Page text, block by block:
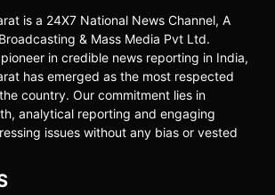
is a 24X7 National News Channel, A
& Mass Media Pvt Ltd.
in credible news reporting in India,
has emerged as the most respected
country. Our commitment lies in
analytical reporting and engaging
issues without any bias or vested